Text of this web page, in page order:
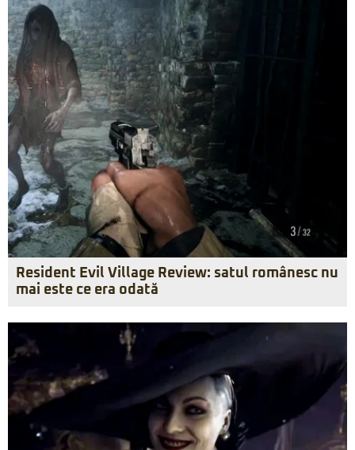
Resident Evil Village Review: satul românesc nu
mai este ce era odată